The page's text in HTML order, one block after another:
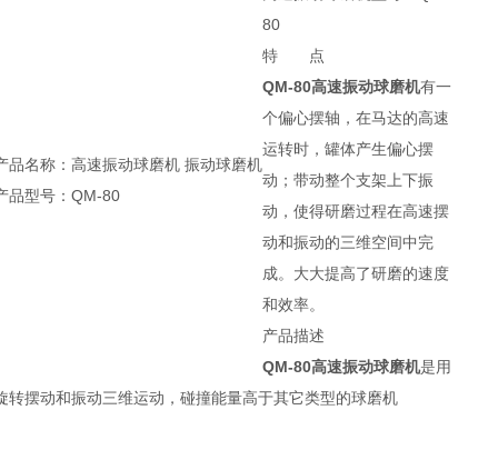
品名称：高速振动球磨机 振动球磨机
品型号：QM-80
80
特 点
QM-80高速振动球磨机有一
个偏心摆轴，在马达的高速
运转时，罐体产生偏心摆
动；带动整个支架上下振
动，使得研磨过程在高速摆
动和振动的三维空间中完
成。大大提高了研磨的速度
和效率。
产品描述
QM-80高速振动球磨机是用
摆动和振动三维运动，碰撞能量高于其它类型的球磨机